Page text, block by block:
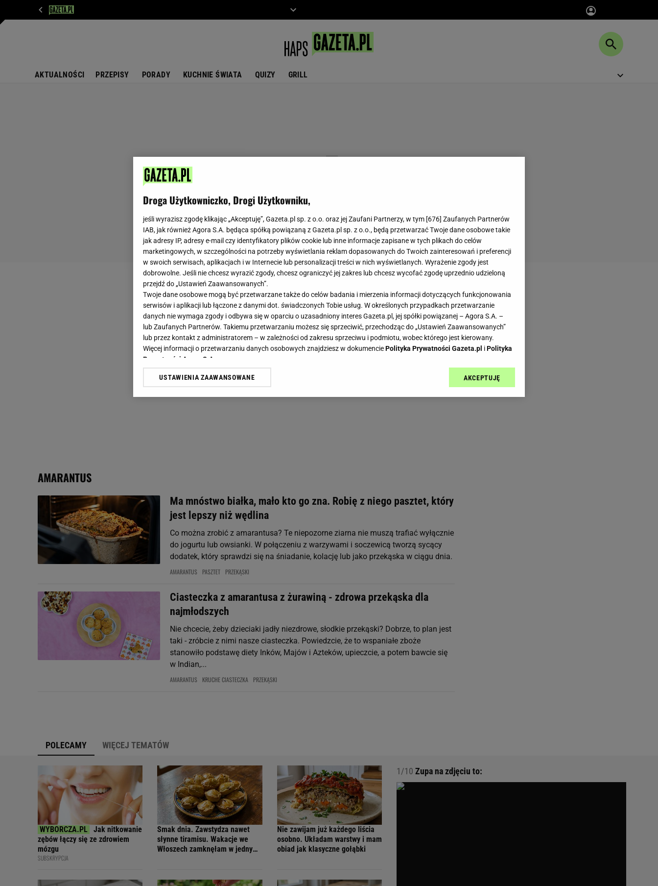
AKTUALNOŚCI PRZEPISY PORADY KUCHNIE ŚWIATA QUIZY GRILL
AMARANTUS
Ma mnóstwo białka, mało kto go zna. Robię z niego pasztet, który
jest lepszy niż wędlina
Co można zrobić z amarantusa? Te niepozorne ziarna nie muszą trafiać wyłącznie
do jogurtu lub owsianki. W połączeniu z warzywami i soczewicą tworzą sycący
dodatek, który sprawdzi się na śniadanie, kolację lub jako przekąska w ciągu dnia.
AMARANTUS PASZTET PRZEKĄSKI
Ciasteczka z amarantusa z żurawiną - zdrowa przekąska dla
najmłodszych
Nie chcecie, żeby dzieciaki jadły niezdrowe, słodkie przekąski? Dobrze, to plan jest
taki - zróbcie z nimi nasze ciasteczka. Powiedzcie, że to wspaniałe zboże
stanowiło podstawę diety Inków, Majów i Azteków, upieczcie, a potem bawcie się
w Indian,...
AMARANTUS KRUCHE CIASTECZKA PRZEKĄSKI
POLECAMY WIĘCEJ TEMATÓW
Jak nitkowanie
zębów łączy się ze zdrowiem
mózgu
SUBSKRYPCJA
Smak dnia. Zawstydza nawet
słynne tiramisu. Wakacje we
Włoszech zamknęłam w jednym
Nie zawijam już każdego liścia
osobno. Układam warstwy i mam
obiad jak klasyczne gołąbki
1/10 Zupa na zdjęciu to:
Droga Użytkowniczko, Drogi Użytkowniku,
jeśli wyrazisz zgodę klikając „Akceptuję”, Gazeta.pl sp. z o.o. oraz jej Zaufani Partnerzy, w tym [676] Zaufanych Partnerów
IAB, jak również Agora S.A. będąca spółką powiązaną z Gazeta.pl sp. z o.o., będą przetwarzać Twoje dane osobowe takie
jak adresy IP, adresy e-mail czy identyfikatory plików cookie lub inne informacje zapisane w tych plikach do celów
marketingowych, w szczególności na potrzeby wyświetlania reklam dopasowanych do Twoich zainteresowań i preferencji
w swoich serwisach, aplikacjach i w Internecie lub personalizacji treści w nich wyświetlanych. Wyrażenie zgody jest
dobrowolne. Jeśli nie chcesz wyrazić zgody, chcesz ograniczyć jej zakres lub chcesz wycofać zgodę uprzednio udzieloną
przejdź do „Ustawień Zaawansowanych”.
Twoje dane osobowe mogą być przetwarzane także do celów badania i mierzenia informacji dotyczących funkcjonowania
serwisów i aplikacji lub łączone z danymi dot. świadczonych Tobie usług. W określonych przypadkach przetwarzanie
danych nie wymaga zgody i odbywa się w oparciu o uzasadniony interes Gazeta.pl, jej spółki powiązanej – Agora S.A. –
lub Zaufanych Partnerów. Takiemu przetwarzaniu możesz się sprzeciwić, przechodząc do „Ustawień Zaawansowanych”
lub przez kontakt z administratorem – w zależności od zakresu sprzeciwu i podmiotu, wobec którego jest kierowany.
Więcej informacji o przetwarzaniu danych osobowych znajdziesz w dokumenciePolityka Prywatności Gazeta.pl iPolityka
Prywatności Agora S.A.
Klikając „Akceptuję” wyrażasz też zgodę na zainstalowanie i przechowywanie plików cookie Gazeta.pl sp. z o.o., jej
USTAWIENIA ZAAWANSOWANE AKCEPTUJĘ